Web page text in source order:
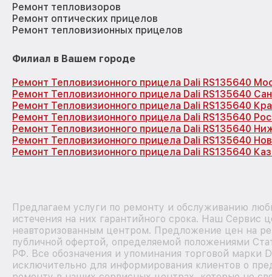
Ремонт тепловизоров
Ремонт оптических прицелов
Ремонт тепловизионных прицелов
Филиал в Вашем городе
Ремонт Тепловизионного прицела Dali RS135640
Ремонт Тепловизионного прицела Dali RS135640
Ремонт Тепловизионного прицела Dali RS135640
Ремонт Тепловизионного прицела Dali RS135640
Ремонт Тепловизионного прицела Dali RS135640
Ремонт Тепловизионного прицела Dali RS135640
Ремонт Тепловизионного прицела Dali RS135640
Предлагаем услуги по ремонту и обслуживанию
истечения на них гарантийного срока. Наш Сервис
неавторизованным центром. Предложение цен на
публичной офертой, определяемой положениями
РФ. Все обозначения и упоминания торговой марки
исключительно для информирования клиентов о